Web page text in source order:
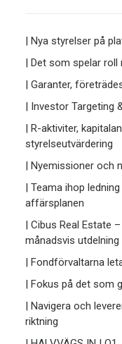
| Nya styrelser på
| Det som spelar roll
| Garanter,
| Investor Targeting
| R-aktiviter,
styrelseutvärdering
| Nyemissioner och
| Teama ihop
affärsplanen
| Cibus Real Estate
månadsvis utdelning
| Fondförvaltarna
| Fokus på det som
| Navigera och
riktning